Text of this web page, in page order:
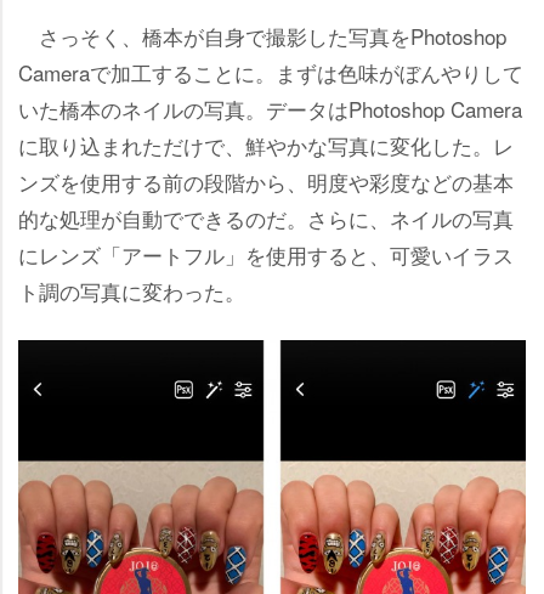
さっそく、橋本が自身で撮影した写真をPhotoshop
Cameraで加工することに。まずは色味がぼんやりして
いた橋本のネイルの写真。データはPhotoshop Camera
に取り込まれただけで、鮮やかな写真に変化した。レ
ンズを使用する前の段階から、明度や彩度などの基本
的な処理が自動でできるのだ。さらに、ネイルの写真
にレンズ「アートフル」を使用すると、可愛いイラス
ト調の写真に変わった。